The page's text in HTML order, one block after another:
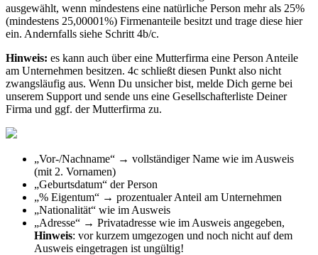
ausgewählt, wenn mindestens eine natürliche Person mehr als 25%
(mindestens 25,00001%) Firmenanteile besitzt und trage diese hier
ein. Andernfalls siehe Schritt 4b/c.
Hinweis: es kann auch über eine Mutterfirma eine Person Anteile
am Unternehmen besitzen. 4c schließt diesen Punkt also nicht
zwangsläufig aus. Wenn Du unsicher bist, melde Dich gerne bei
unserem Support und sende uns eine Gesellschafterliste Deiner
Firma und ggf. der Mutterfirma zu.
„Vor-/Nachname“ → vollständiger Name wie im Ausweis
(mit 2. Vornamen)
„Geburtsdatum“ der Person
„% Eigentum“ → prozentualer Anteil am Unternehmen
„Nationalität“ wie im Ausweis
„Adresse“ → Privatadresse wie im Ausweis angegeben,
Hinweis: vor kurzem umgezogen und noch nicht auf dem
Ausweis eingetragen ist ungültig!